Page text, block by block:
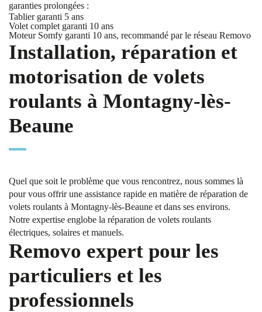
garanties prolongées :
Tablier garanti 5 ans
Volet complet garanti 10 ans
Moteur Somfy garanti 10 ans, recommandé par le réseau Removo
Installation, réparation et
motorisation de volets
roulants à Montagny-lès-
Beaune
Quel que soit le problème que vous rencontrez, nous sommes là
pour vous offrir une assistance rapide en matière de réparation de
volets roulants à Montagny-lès-Beaune et dans ses environs.
Notre expertise englobe la réparation de volets roulants
électriques, solaires et manuels.
Removo expert pour les
particuliers et les
professionnels